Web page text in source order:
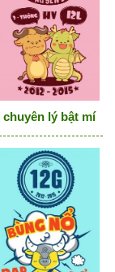
lý bật mí